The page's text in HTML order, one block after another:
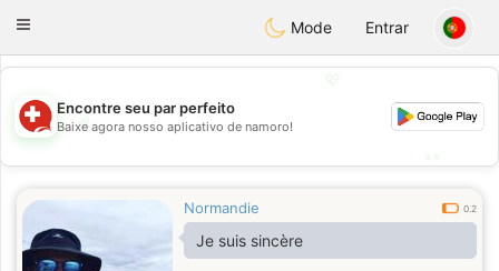
Suissi
Toggle
Mode Entrar
💖
💕
Encontre seu par perfeito
Baixe agora nosso aplicativo de namoro!
Normandie 0.2
Je suis sincère